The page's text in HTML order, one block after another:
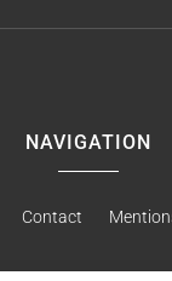
NAVIGATION
Contact